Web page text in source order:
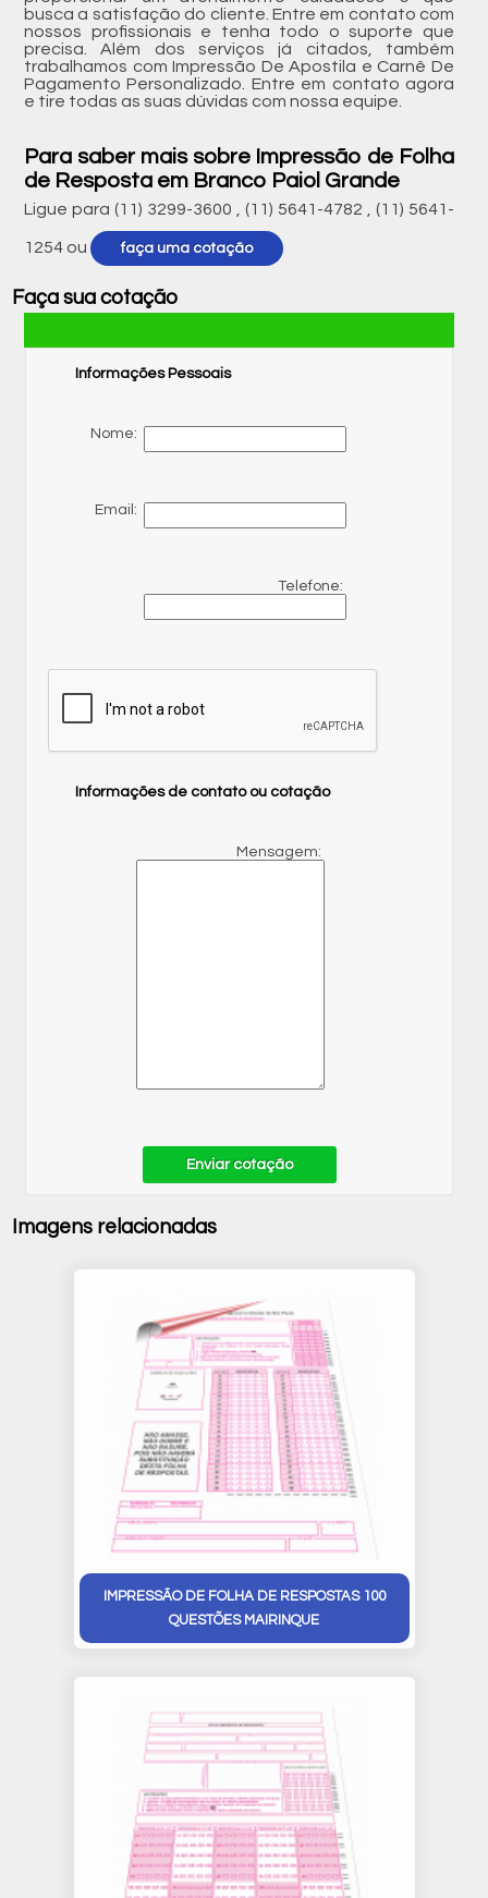
busca a satisfação do cliente. Entre em contato com
nossos profissionais e tenha todo o suporte que
precisa. Além dos serviços já citados, também
trabalhamos com Impressão De Apostila e Carnê De
Pagamento Personalizado. Entre em contato agora
e tire todas as suas dúvidas com nossa equipe.
Para saber mais sobre Impressão de Folha
de Resposta em Branco Paiol Grande
Ligue para (11) 3299-3600 ,(11) 5641-4782 ,(11) 5641-
1254 ou faça uma cotação
Faça sua cotação
Informações Pessoais
Nome:
Email:
Telefone:
Informações de contato ou cotação
Mensagem:
Enviar cotação
Imagens relacionadas
IMPRESSÃO DE FOLHA DE RESPOSTAS 100
QUESTÕES MAIRINQUE